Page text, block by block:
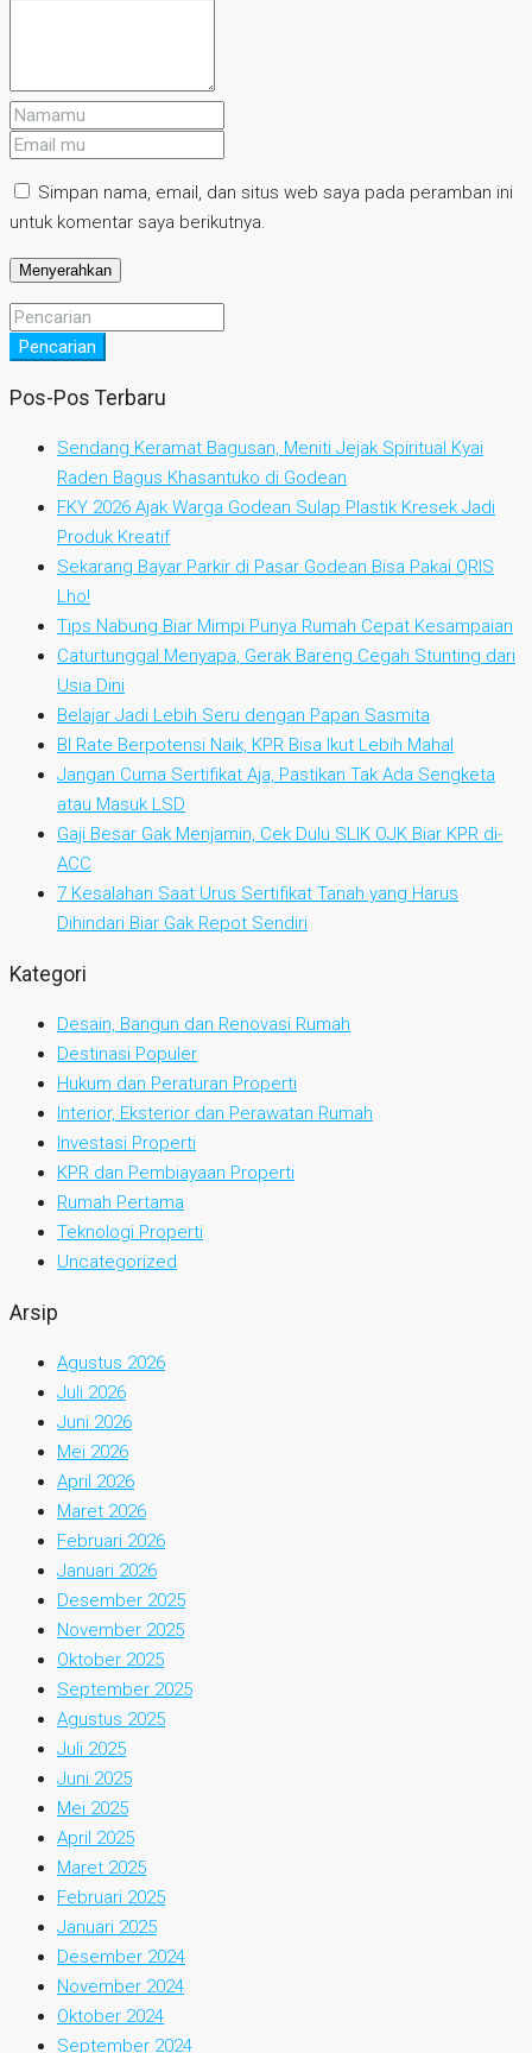
Simpan nama, email, dan situs web saya pada peramban ini
untuk komentar saya berikutnya.
Pencarian
Pos-Pos Terbaru
Sendang Keramat Bagusan, Meniti Jejak Spiritual Kyai
Raden Bagus Khasantuko di Godean
FKY 2026 Ajak Warga Godean Sulap Plastik Kresek Jadi
Produk Kreatif
Sekarang Bayar Parkir di Pasar Godean Bisa Pakai QRIS
Lho!
Tips Nabung Biar Mimpi Punya Rumah Cepat Kesampaian
Caturtunggal Menyapa, Gerak Bareng Cegah Stunting dari
Usia Dini
Belajar Jadi Lebih Seru dengan Papan Sasmita
BI Rate Berpotensi Naik, KPR Bisa Ikut Lebih Mahal
Jangan Cuma Sertifikat Aja, Pastikan Tak Ada Sengketa
atau Masuk LSD
Gaji Besar Gak Menjamin, Cek Dulu SLIK OJK Biar KPR di-
ACC
7 Kesalahan Saat Urus Sertifikat Tanah yang Harus
Dihindari Biar Gak Repot Sendiri
Kategori
Desain, Bangun dan Renovasi Rumah
Destinasi Populer
Hukum dan Peraturan Properti
Interior, Eksterior dan Perawatan Rumah
Investasi Properti
KPR dan Pembiayaan Properti
Rumah Pertama
Teknologi Properti
Uncategorized
Arsip
Agustus 2026
Juli 2026
Juni 2026
Mei 2026
April 2026
Maret 2026
Februari 2026
Januari 2026
Desember 2025
November 2025
Oktober 2025
September 2025
Agustus 2025
Juli 2025
Juni 2025
Mei 2025
April 2025
Maret 2025
Februari 2025
Januari 2025
Desember 2024
November 2024
Oktober 2024
September 2024